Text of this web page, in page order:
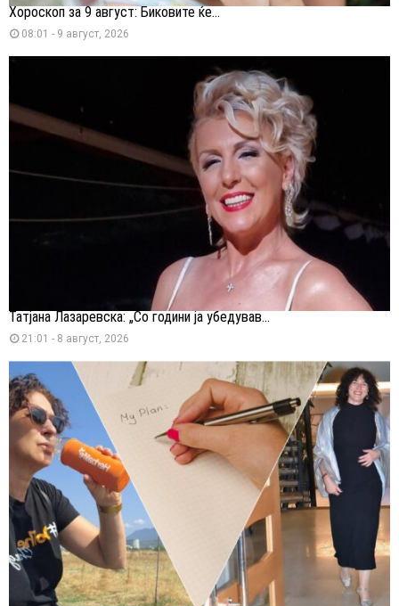
Хороскоп за 9 август: Биковите ќе...
08:01 - 9 август, 2026
Татјана Лазаревска: „Со години ја убедував...
21:01 - 8 август, 2026